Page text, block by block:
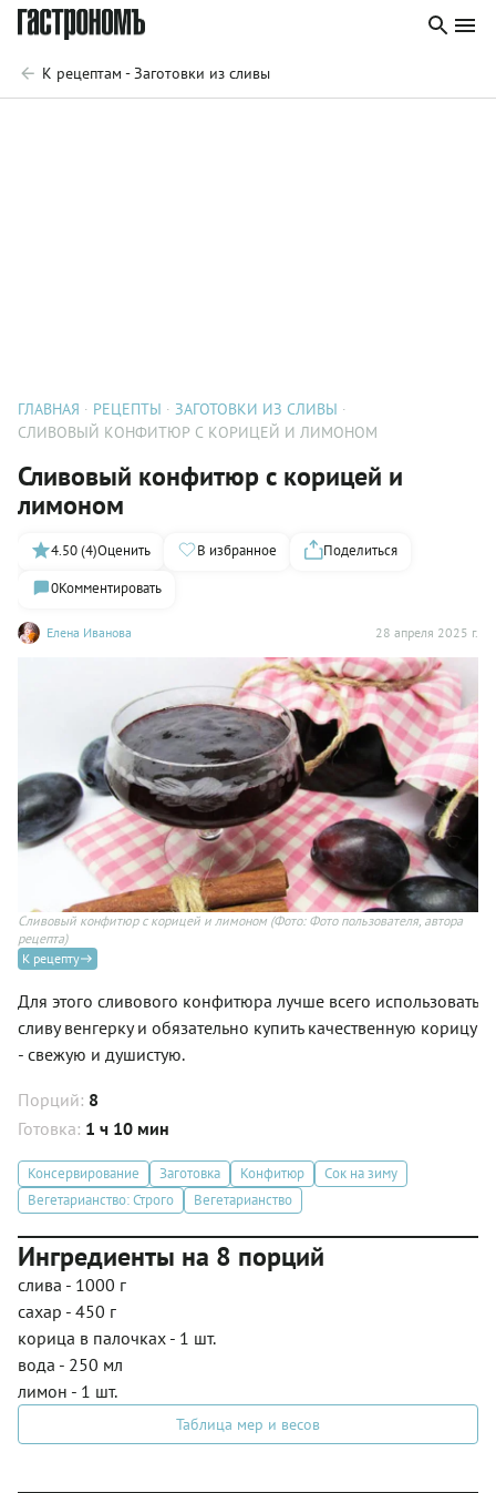
К рецептам - Заготовки из сливы
ГЛАВНАЯ РЕЦЕПТЫ
ЗАГОТОВКИ ИЗ СЛИВЫ
СЛИВОВЫЙ КОНФИТЮР С КОРИЦЕЙ И ЛИМОНОМ
Сливовый конфитюр с корицей и
лимоном
Елена Иванова 28 апреля 2025 г.
4.50 (4)Оценить В избранное
Поделиться
0Комментировать
Сливовый конфитюр с корицей и лимоном (Фото: Фото пользователя, автора
рецепта)
К рецепту
Для этого сливового конфитюра лучше всего использовать
сливу венгерку и обязательно купить качественную корицу
- свежую и душистую.
Порций: 8
Готовка: 1 ч 10 мин
Консервирование Заготовка Конфитюр
Сок на зиму
Вегетарианство: Строго
Вегетарианство
Ингредиенты на 8 порций
слива - 1000 г
сахар - 450 г
корица в палочках - 1 шт.
вода - 250 мл
лимон - 1 шт.
Таблица мер и весов